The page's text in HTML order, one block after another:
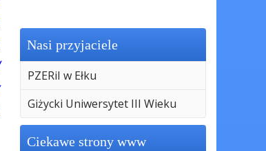
Nasi przyjaciele
PZERiI w Ełku
Giżycki Uniwersytet III Wieku
Ciekawe strony www